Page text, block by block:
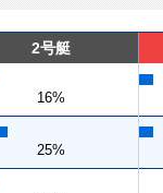
2号艇
16%
25%